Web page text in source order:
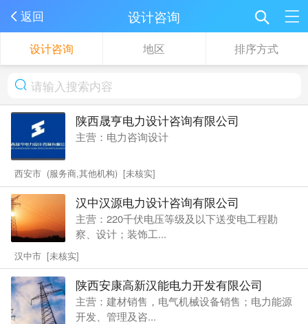
返回 设计咨询
设计咨询 地区 排序方式
陕西晟亨电力设计咨询有限公司
主营：电力咨询设计
西安市 (服务商,其他机构) [未核实]
汉中汉源电力设计咨询有限公司
主营：220千伏电压等级及以下送变电工程勘
察、设计；装饰工...
汉中市 [未核实]
陕西安康高新汉能电力开发有限公司
主营：建材销售，电气机械设备销售；电力能源
开发、管理及咨...